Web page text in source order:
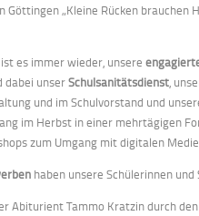
Göttingen „Kleine Rücken
es immer wieder, unsere
dabei unserSchulsanitätsdienst,
und im Schulvorstand und
im Herbst in einer mehrtägigen
zum Umgang mit digitalen
haben unsere Schülerinnen
Abiturient Tammo Kratzin durch